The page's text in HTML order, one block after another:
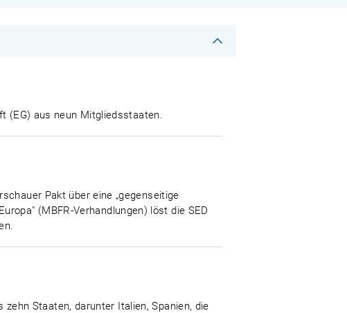
(EG) aus neun Mitgliedsstaaten.
Pakt über eine „gegenseitige
(MBFR-Verhandlungen) löst die SED
Staaten, darunter Italien, Spanien, die